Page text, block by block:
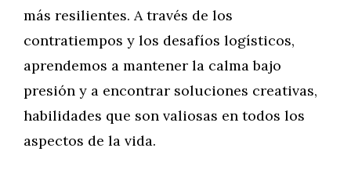
más resilientes. A través de los
contratiempos y los desafíos logísticos,
aprendemos a mantener la calma bajo
presión y a encontrar soluciones creativas,
habilidades que son valiosas en todos los
aspectos de la vida.